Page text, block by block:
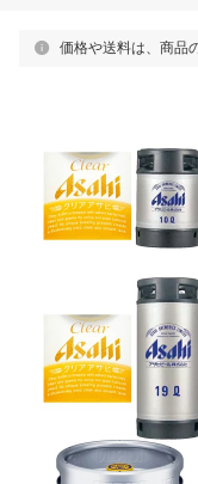
価格や送料は、商品